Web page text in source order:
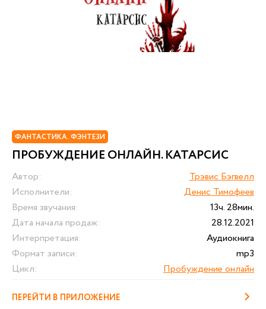
ФАНТАСТИКА. ФЭНТЕЗИ
ПРОБУЖДЕНИЕ ОНЛАЙН. КАТАРСИС
Автор:
Трэвис Бэгвелл
Исполнители:
Денис Тимофеев
Время звучания:
13ч. 28мин.
Дата начала продаж:
28.12.2021
Интерпретация:
Аудиокнига
Формат записи:
mp3
Цикл:
Пробуждение онлайн
ПЕРЕЙТИ В ПРИЛОЖЕНИЕ